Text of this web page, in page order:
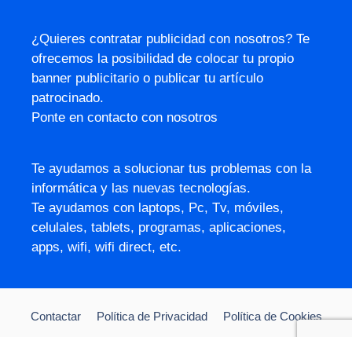
¿Quieres contratar publicidad con nosotros? Te
ofrecemos la posibilidad de colocar tu propio
banner publicitario o publicar tu artículo
patrocinado.
Ponte en contacto con nosotros
Te ayudamos a solucionar tus problemas con la
informática y las nuevas tecnologías.
Te ayudamos con laptops, Pc, Tv, móviles,
celulales, tablets, programas, aplicaciones,
apps, wifi, wifi direct, etc.
Contactar Política de Privacidad Política de Cookies